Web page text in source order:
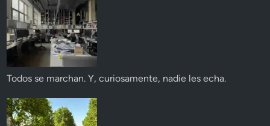
Todos se marchan. Y, curiosamente, nadie les echa.